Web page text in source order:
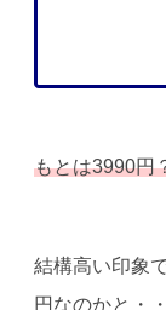
もとは3990円
結構高い印象
円なのかと・